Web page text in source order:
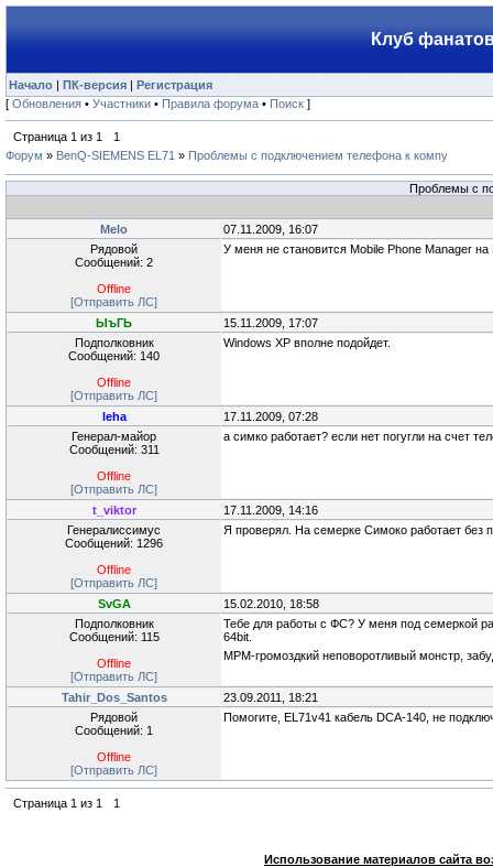
Клуб
Начало | ПК-версия | Регистрация
[ Обновления • Участники • Правила форума • Поиск ]
Страница 1 из 1
1
Форум » BenQ-SIEMENS EL71 » Проблемы с подключением телефона к компу
Проблемы с
Melo
07.11.2009, 16:07
Рядовой
Сообщений: 2
Offline
[Отправить ЛС]
У меня не становится Mobile Phone Manager
ЫъГЬ
15.11.2009, 17:07
Подполковник
Сообщений: 140
Offline
[Отправить ЛС]
Windows XP вполне подойдет.
leha
17.11.2009, 07:28
Генерал-майор
Сообщений: 311
Offline
[Отправить ЛС]
а симко работает? если нет погугли на счет
t_viktor
17.11.2009, 14:16
Генералиссимус
Сообщений: 1296
Offline
[Отправить ЛС]
Я проверял. На семерке Симоко работает
SvGA
15.02.2010, 18:58
Подполковник
Сообщений: 115
Offline
[Отправить ЛС]
Тебе для работы с ФС? У меня под семеркой
64bit.
МPM-громоздкий неповоротливый монстр,
Tahir_Dos_Santos
23.09.2011, 18:21
Рядовой
Сообщений: 1
Offline
[Отправить ЛС]
Помогите, EL71v41 кабель DCA-140, не
Страница 1 из 1 1
Использование материалов сайта